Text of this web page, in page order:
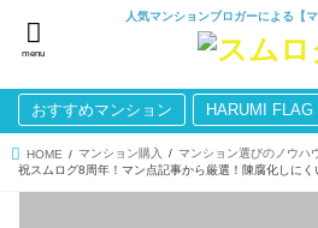
人気マンションブロガーによる【
menu
おすすめマンション HARUMI FLAG
HOME マンション購入
マンション選びのノウハ
祝スムログ8周年！マン点記事から厳選！陳腐化しにく